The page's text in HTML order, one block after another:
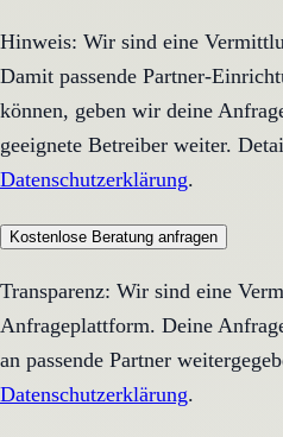
Hinweis: Wir sind eine
Damit passende Partner-
können, geben wir deine
geeignete Betreiber weiter.
Datenschutzerklärung.
Kostenlose Beratung anfragen
Transparenz: Wir sind eine
Anfrageplattform. Deine
an passende Partner
Datenschutzerklärung.